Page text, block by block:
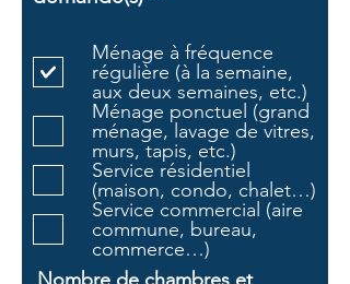
g
a
t
o
i
r
e
Ménage à fréquence
régulière (à la semaine,
aux deux semaines, etc.)
Ménage ponctuel (grand
ménage, lavage de vitres,
murs, tapis, etc.)
Service résidentiel
(maison, condo, chalet…)
Service commercial (aire
commune, bureau,
commerce…)